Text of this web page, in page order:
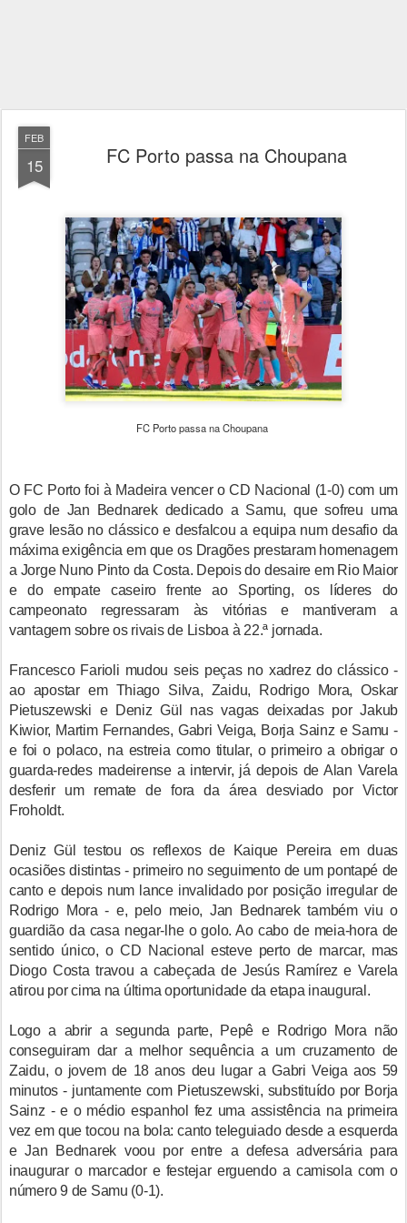
FEB
15 FC Porto passa na Choupana
FC Porto passa na Choupana
O FC Porto foi à Madeira vencer o CD Nacional (1-0) com um
golo de Jan Bednarek dedicado a Samu, que sofreu uma
grave lesão no clássico e desfalcou a equipa num desafio da
máxima exigência em que os Dragões prestaram homenagem
a Jorge Nuno Pinto da Costa. Depois do desaire em Rio Maior
e do empate caseiro frente ao Sporting, os líderes do
campeonato regressaram às vitórias e mantiveram a
vantagem sobre os rivais de Lisboa à 22.ª jornada.
Francesco Farioli mudou seis peças no xadrez do clássico -
ao apostar em Thiago Silva, Zaidu, Rodrigo Mora, Oskar
Pietuszewski e Deniz Gül nas vagas deixadas por Jakub
Kiwior, Martim Fernandes, Gabri Veiga, Borja Sainz e Samu -
e foi o polaco, na estreia como titular, o primeiro a obrigar o
guarda-redes madeirense a intervir, já depois de Alan Varela
desferir um remate de fora da área desviado por Victor
Froholdt.
Deniz Gül testou os reflexos de Kaique Pereira em duas
ocasiões distintas - primeiro no seguimento de um pontapé de
canto e depois num lance invalidado por posição irregular de
Rodrigo Mora - e, pelo meio, Jan Bednarek também viu o
guardião da casa negar-lhe o golo. Ao cabo de meia-hora de
sentido único, o CD Nacional esteve perto de marcar, mas
Diogo Costa travou a cabeçada de Jesús Ramírez e Varela
atirou por cima na última oportunidade da etapa inaugural.
Logo a abrir a segunda parte, Pepê e Rodrigo Mora não
conseguiram dar a melhor sequência a um cruzamento de
Zaidu, o jovem de 18 anos deu lugar a Gabri Veiga aos 59
minutos - juntamente com Pietuszewski, substituído por Borja
Sainz - e o médio espanhol fez uma assistência na primeira
vez em que tocou na bola: canto teleguiado desde a esquerda
e Jan Bednarek voou por entre a defesa adversária para
inaugurar o marcador e festejar erguendo a camisola com o
número 9 de Samu (0-1).